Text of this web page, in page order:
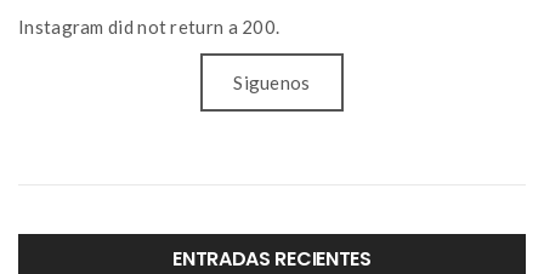
Instagram did not return a 200.
Siguenos
ENTRADAS RECIENTES